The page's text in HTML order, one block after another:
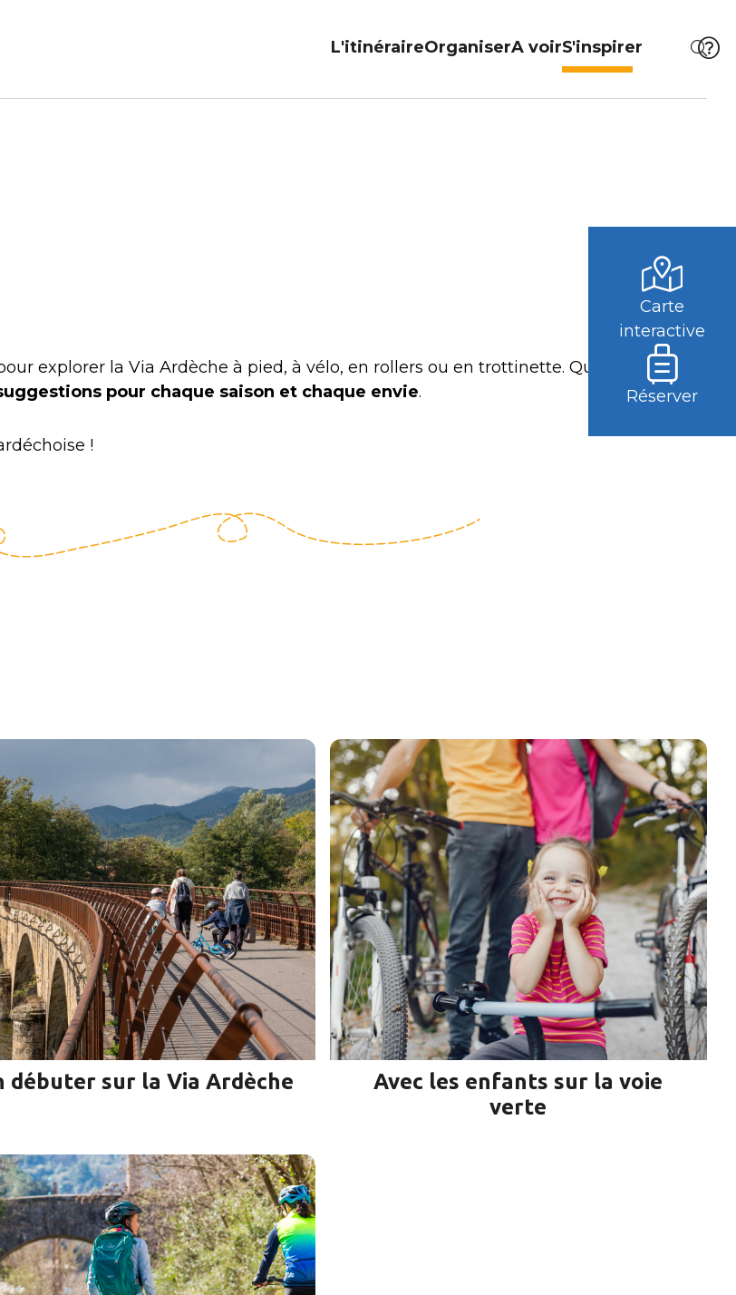
Carte
interactive
Réserver
L'itinéraireOrganiserA voirS'inspirer
explorer la Via Ardèche à pied, à vélo, en rollers ou en trottinette. Que ce soit au
pour chaque saison et chaque envie.
!
débuter sur la Via Ardèche
Avec les enfants sur la voie
verte